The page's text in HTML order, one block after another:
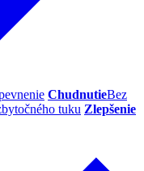
ChudnutieBez
tuku Zlepšenie